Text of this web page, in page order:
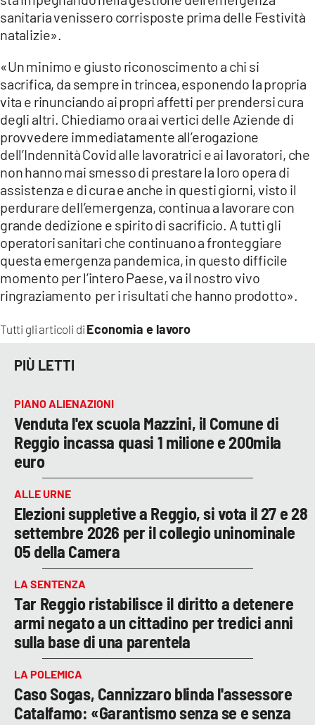
Tutti gli articoli di Economia e lavoro
sanitaria venissero corrisposte prima delle Festività
natalizie».
«Un minimo e giusto riconoscimento a chi si
sacrifica, da sempre in trincea, esponendo la propria
vita e rinunciando ai propri affetti per prendersi cura
degli altri. Chiediamo ora ai vertici delle Aziende di
provvedere immediatamente all’erogazione
dell’Indennità Covid alle lavoratrici e ai lavoratori, che
non hanno mai smesso di prestare la loro opera di
assistenza e di cura e anche in questi giorni, visto il
perdurare dell’emergenza, continua a lavorare con
grande dedizione e spirito di sacrificio. A tutti gli
operatori sanitari che continuano a fronteggiare
questa emergenza pandemica, in questo difficile
momento per l’intero Paese, va il nostro vivo
ringraziamento per i risultati che hanno prodotto».
PIÙ LETTI
PIANO ALIENAZIONI
Venduta l'ex scuola Mazzini, il Comune di
Reggio incassa quasi 1 milione e 200mila
euro
ALLE URNE
Elezioni suppletive a Reggio, si vota il 27 e 28
settembre 2026 per il collegio uninominale
05 della Camera
LA SENTENZA
Tar Reggio ristabilisce il diritto a detenere
armi negato a un cittadino per tredici anni
sulla base di una parentela
LA POLEMICA
Caso Sogas, Cannizzaro blinda l'assessore
Catalfamo: «Garantismo senza se e senza